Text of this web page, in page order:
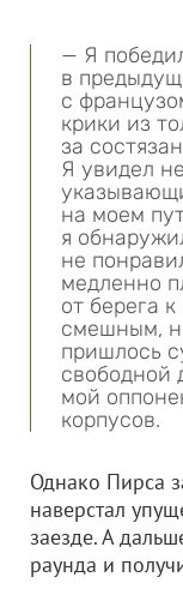
— Я
в
с
крики из
за
Я увидел
на моем
я
не
медленно
от берега
смешным,
пришлось
свободной
мой
корпусов.
Однако Пирса
наверстал
заезде. А
раунда и